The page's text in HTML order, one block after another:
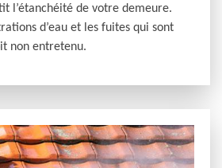
l’étanchéité de votre demeure.
d’eau et les fuites qui sont
non entretenu.